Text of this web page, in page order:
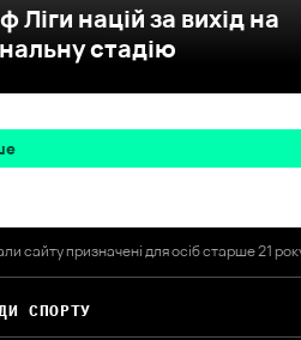
націй за вихід на
стадію
сайту призначені для осіб старше 21
СПОРТУ